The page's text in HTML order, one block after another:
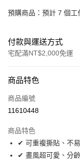
預購商品：預計 7 個工
付款與運送方式
宅配滿NT$2,000免運
信用卡一次付款
LINE Pay
街口支付
悠遊付
商品特色
商品編號
11610448
商品特色
✔ 可重複撕貼、不
✔ 畫風超可愛、分